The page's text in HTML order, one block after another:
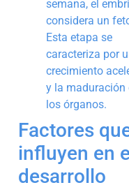
semana, el
considera un
Esta etapa se
caracteriza por
crecimiento
y la maduración
los órganos.
Factores
influyen en
desarrollo